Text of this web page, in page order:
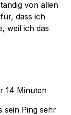
von allen
dass ich
weil ich das
14 Minuten
sein Ping sehr